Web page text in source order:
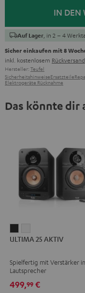
IN DEN
Auf Lager , in 2 – 4
Sicher einkaufen mit 8
inkl. kostenlosem Rückversand
Hersteller: Teufel
SicherheitshinweiseErsatzteile
Elektrogeräte Rücknahme
Das könnte dir
25
Night
Black
25
Pure
White
ULTIMA 25 AKTIV
Spielfertig mit Verstärker
Lautsprecher
499,99 €